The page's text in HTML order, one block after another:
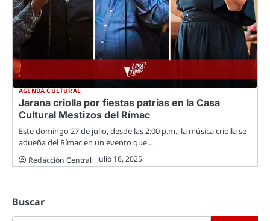
AGENDA CULTURAL
Jarana criolla por fiestas patrias en la Casa
Cultural Mestizos del Rímac
Este domingo 27 de julio, desde las 2:00 p.m., la música criolla se
adueña del Rímac en un evento que…
Redacción Central julio 16, 2025
Buscar